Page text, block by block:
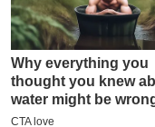
र
मि
सा
ल